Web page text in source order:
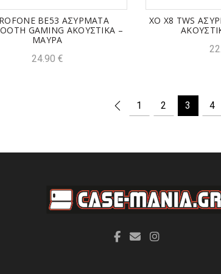
BE53 ΑΣΥΡΜΑΤΑ
GAMING ΑΚΟΥΣΤΙΚΑ –
ΜΑΥΡΑ
24.90 €
XO X8 TWS
1 2 3 4